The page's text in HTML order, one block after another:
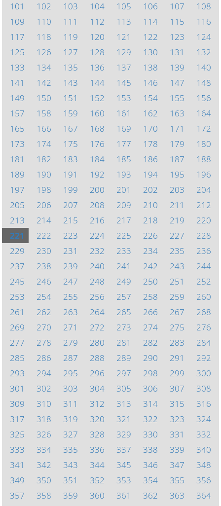
101
102 103 104 105 106 107
108
109
110 111 112 113 114 115
116
117
118 119 120 121 122 123
124
125
126 127 128 129 130 131
132
133
134 135 136 137 138 139
140
141
142 143 144 145 146 147
148
149
150 151 152 153 154 155
156
157
158 159 160 161 162 163
164
165
166 167 168 169 170 171
172
173
174 175 176 177 178 179
180
181
182 183 184 185 186 187
188
189
190 191 192 193 194 195
196
197
198 199 200 201 202 203
204
205
206 207 208 209 210 211
212
213
214 215 216 217 218 219
220
221
222 223 224 225 226 227
228
229
230 231 232 233 234 235
236
237
238 239 240 241 242 243
244
245
246 247 248 249 250 251
252
253
254 255 256 257 258 259
260
261
262 263 264 265 266 267
268
269
270 271 272 273 274 275
276
277
278 279 280 281 282 283
284
285
286 287 288 289 290 291
292
293
294 295 296 297 298 299
300
301
302 303 304 305 306 307
308
309
310 311 312 313 314 315
316
317
318 319 320 321 322 323
324
325
326 327 328 329 330 331
332
333
334 335 336 337 338 339
340
341
342 343 344 345 346 347
348
349
350 351 352 353 354 355
356
357
358 359 360 361 362 363
364